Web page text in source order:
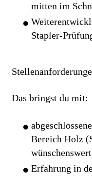
mitten im
Stapler-
Das bringst du mit:
Bereich Holz
wünschenswert
Erfahrung in